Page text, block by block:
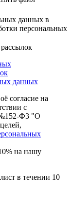
данных в
персональных
данных
согласие на
с
№152-Ф3 "О
на нашу
в течении 10